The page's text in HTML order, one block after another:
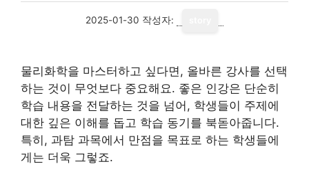
2025-01-30 작성자:
물리화학을 마스터하고 싶다면, 올바른 강사를 선택
하는 것이 무엇보다 중요해요. 좋은 인강은 단순히
학습 내용을 전달하는 것을 넘어, 학생들이 주제에
대한 깊은 이해를 돕고 학습 동기를 북돋아줍니다.
특히, 과탐 과목에서 만점을 목표로 하는 학생들에
게는 더욱 그렇죠.